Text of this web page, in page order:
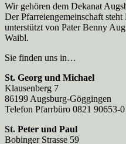
Wir gehören dem Dekanat
Der Pfarreien­gemeinschaft
unterstützt von Pater Benny
Waibl.
Sie finden uns in…
St. Georg und Michael
Klausenberg 7
86199 Augsburg-Göggingen
Telefon Pfarrbüro 0821 90653-0
St. Peter und Paul
Bobinger Strasse 59